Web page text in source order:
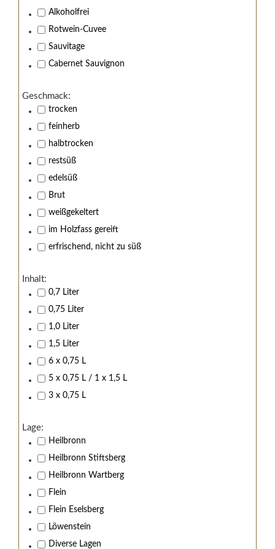
Wir von Kistenmacher &
Hengerer stehen zu
Nein, Ich bin unter 18 Jahre alt.
Ja, Ich bin 18 Jahre oder älter.
Alkoholfrei
Rotwein-Cuvee
Sauvitage
Cabernet Sauvignon
Geschmack:
trocken
feinherb
halbtrocken
restsüß
edelsüß
Brut
weißgekeltert
im Holzfass gereift
erfrischend, nicht zu süß
Inhalt:
0,7 Liter
0,75 Liter
1,0 Liter
1,5 Liter
6 x 0,75 L
5 x 0,75 L / 1 x 1,5 L
3 x 0,75 L
Lage:
Heilbronn
Heilbronn Stiftsberg
Heilbronn Wartberg
Flein
Flein Eselsberg
Löwenstein
Diverse Lagen